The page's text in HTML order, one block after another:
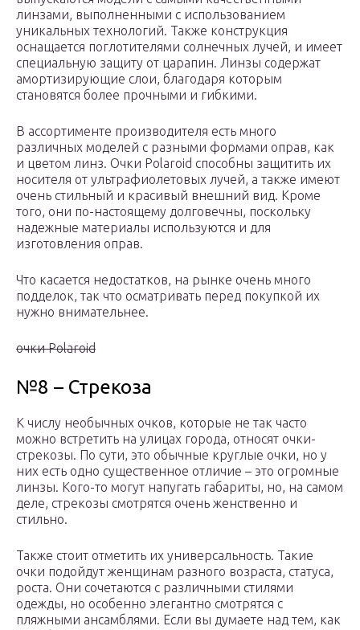
линзами, выполненными с использованием
уникальных технологий. Также конструкция
оснащается поглотителями солнечных лучей, и имеет
специальную защиту от царапин. Линзы содержат
амортизирующие слои, благодаря которым
становятся более прочными и гибкими.
В ассортименте производителя есть много
различных моделей с разными формами оправ, как
и цветом линз. Очки Polaroid способны защитить их
носителя от ультрафиолетовых лучей, а также имеют
очень стильный и красивый внешний вид. Кроме
того, они по-настоящему долговечны, поскольку
надежные материалы используются и для
изготовления оправ.
Что касается недостатков, на рынке очень много
подделок, так что осматривать перед покупкой их
нужно внимательнее.
очки Polaroid
№8 – Стрекоза
К числу необычных очков, которые не так часто
можно встретить на улицах города, относят очки-
стрекозы. По сути, это обычные круглые очки, но у
них есть одно существенное отличие – это огромные
линзы. Кого-то могут напугать габариты, но, на самом
деле, стрекозы смотрятся очень женственно и
стильно.
Также стоит отметить их универсальность. Такие
очки подойдут женщинам разного возраста, статуса,
роста. Они сочетаются с различными стилями
одежды, но особенно элегантно смотрятся с
пляжными ансамблями. Если вы думаете над тем, как